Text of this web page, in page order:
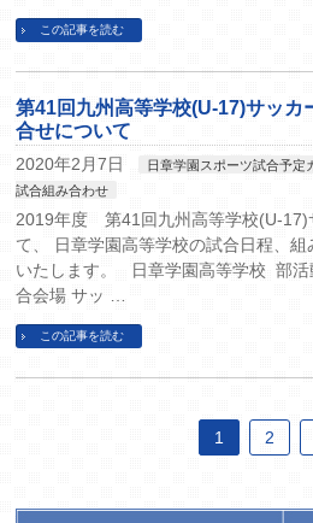
この記事を読む
第41回九州高等学校(U-17)サッカ
合せについて
2020年2月7日 日章学園スポーツ試合予定
試合組み合わせ
2019年度 第41回九州高等学校(U-17)
て、 日章学園高等学校の試合日程、
いたします。 日章学園高等学校 部活
合会場 サッ …
この記事を読む
1 2